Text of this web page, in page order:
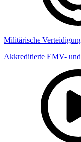
Militärische
Akkreditierte EMV-